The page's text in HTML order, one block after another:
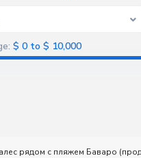
$ 0 to $ 10,000
рядом с пляжем Баваро